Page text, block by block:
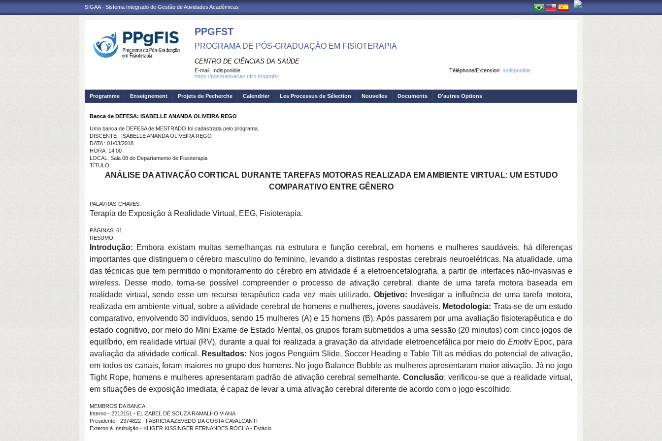
SIGAA - Sistema Integrado de Gestão de Atividades Acadêmicas
PPGFST
PROGRAMA DE PÓS-GRADUAÇÃO EM FISIOTERAPIA
CENTRO DE CIÊNCIAS DA SAÚDE
Téléphone/Extension: Indisponible
E-mail: Indisponible
https://posgraduacao.ufrn.br/ppgfst
Programme Enseignement Projets de Pecherche Calendrier Les Processus de Sélection Nouvelles Documents D'autres Options
Banca de DEFESA: ISABELLE ANANDA OLIVEIRA REGO
Uma banca de DEFESA de MESTRADO foi cadastrada pelo programa.
DISCENTE : ISABELLE ANANDA OLIVEIRA REGO
DATA : 01/03/2018
HORA: 14:00
LOCAL: Sala 08 do Departamento de Fisioterapia
TÍTULO:
ANÁLISE DA ATIVAÇÃO CORTICAL DURANTE TAREFAS MOTORAS REALIZADA EM AMBIENTE VIRTUAL: UM ESTUDO
COMPARATIVO ENTRE GÊNERO
PALAVRAS-CHAVES:
Terapia de Exposição à Realidade Virtual, EEG, Fisioterapia.
PÁGINAS: 61
RESUMO:
Introdução: Embora existam muitas semelhanças na estrutura e função cerebral, em homens e mulheres saudáveis, há diferenças
importantes que distinguem o cérebro masculino do feminino, levando a distintas respostas cerebrais neuroelétricas. Na atualidade, uma
das técnicas que tem permitido o monitoramento do cérebro em atividade é a eletroencefalografia, a partir de interfaces não-invasivas e
wireless.
Desse modo, torna-se possível compreender o processo de ativação cerebral, diante de uma tarefa motora baseada em
realidade virtual, sendo esse um recurso terapêutico cada vez mais utilizado. Objetivo:
Investigar a influência de uma tarefa motora,
realizada em ambiente virtual, sobre a atividade cerebral de homens e mulheres, jovens saudáveis. Metodologia:Trata-se de um estudo
comparativo, envolvendo 30 indivíduos, sendo 15 mulheres (A) e 15 homens (B). Após passarem por uma avaliação fisioterapêutica e do
estado cognitivo, por meio do Mini Exame de Estado Mental, os grupos foram submetidos a uma sessão (20 minutos) com cinco jogos de
equilíbrio, em realidade virtual (RV), durante a qual foi realizada a gravação da atividade eletroencefálica por meio doEmotivEpoc, para
avaliação da atividade cortical. Resultados: Nos jogos Penguim Slide, Soccer Heading e Table Tilt as médias do potencial de ativação,
em todos os canais, foram maiores no grupo dos homens. No jogo Balance Bubble as mulheres apresentaram maior ativação. Já no jogo
Tight Rope, homens e mulheres apresentaram padrão de ativação cerebral semelhante. Conclusão: verificou-se que a realidade virtual,
em situações de exposição imediata, é capaz de levar a uma ativação cerebral diferente de acordo com o jogo escolhido.
MEMBROS DA BANCA:
Interno - 2212151 - ELIZABEL DE SOUZA RAMALHO VIANA
Presidente - 2374822 - FABRICIA AZEVEDO DA COSTA CAVALCANTI
Externo à Instituição - KLIGER KISSINGER FERNANDES ROCHA - Estácio